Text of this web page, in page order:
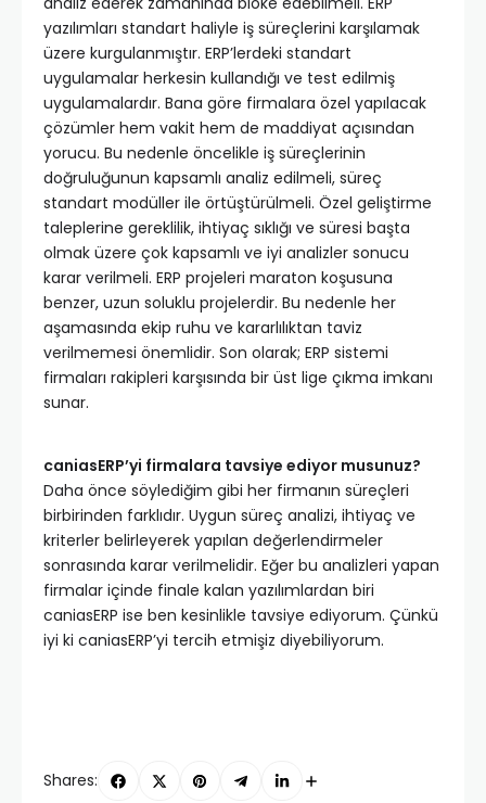
yazılımları standart haliyle iş süreçlerini karşılamak
üzere kurgulanmıştır. ERP’lerdeki standart
uygulamalar herkesin kullandığı ve test edilmiş
uygulamalardır. Bana göre firmalara özel yapılacak
çözümler hem vakit hem de maddiyat açısından
yorucu. Bu nedenle öncelikle iş süreçlerinin
doğruluğunun kapsamlı analiz edilmeli, süreç
standart modüller ile örtüştürülmeli. Özel geliştirme
taleplerine gereklilik, ihtiyaç sıklığı ve süresi başta
olmak üzere çok kapsamlı ve iyi analizler sonucu
karar verilmeli. ERP projeleri maraton koşusuna
benzer, uzun soluklu projelerdir. Bu nedenle her
aşamasında ekip ruhu ve kararlılıktan taviz
verilmemesi önemlidir. Son olarak; ERP sistemi
firmaları rakipleri karşısında bir üst lige çıkma imkanı
sunar.
caniasERP’yi firmalara tavsiye ediyor musunuz?
Daha önce söylediğim gibi her firmanın süreçleri
birbirinden farklıdır. Uygun süreç analizi, ihtiyaç ve
kriterler belirleyerek yapılan değerlendirmeler
sonrasında karar verilmelidir. Eğer bu analizleri yapan
firmalar içinde finale kalan yazılımlardan biri
caniasERP ise ben kesinlikle tavsiye ediyorum. Çünkü
iyi ki caniasERP’yi tercih etmişiz diyebiliyorum.
Shares: